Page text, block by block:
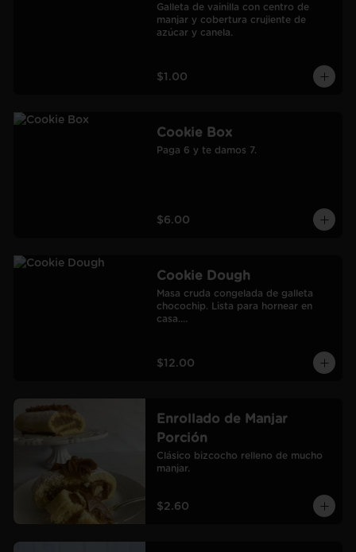
Galleta de vainilla con centro de
manjar y cobertura crujiente de
azúcar y canela.
$1.00
Cookie Box
Paga 6 y te damos 7.
$6.00
Cookie Dough
Masa cruda congelada de galleta
chocochip. Lista para hornear en
casa.
60 galletas pequeñas.
$12.00
Enrollado de Manjar
Porción
Clásico bizcocho relleno de mucho
manjar.
$2.60